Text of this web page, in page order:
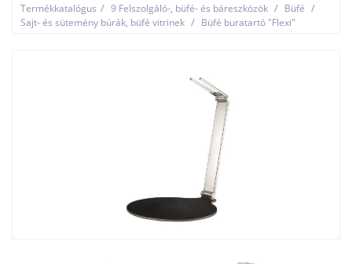
Termékkatalógus / 9 Felszolgáló-, büfé- és báreszközök / Büfé /
Sajt- és sütemény búrák, büfé vitrinek / Büfé buratartó "Flexi"